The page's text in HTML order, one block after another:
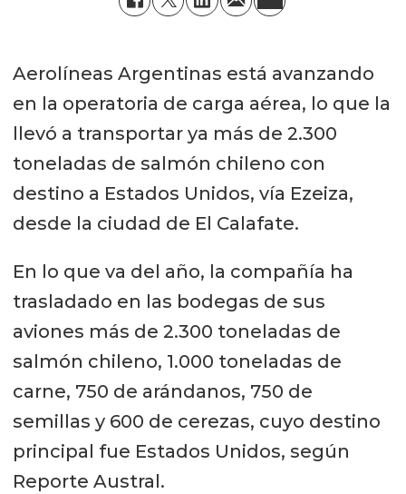
Aerolíneas Argentinas está avanzando
en la operatoria de carga aérea, lo que la
llevó a transportar ya más de 2.300
toneladas de salmón chileno con
destino a Estados Unidos, vía Ezeiza,
desde la ciudad de El Calafate.
En lo que va del año, la compañía ha
trasladado en las bodegas de sus
aviones más de 2.300 toneladas de
salmón chileno, 1.000 toneladas de
carne, 750 de arándanos, 750 de
semillas y 600 de cerezas, cuyo destino
principal fue Estados Unidos, según
Reporte Austral.